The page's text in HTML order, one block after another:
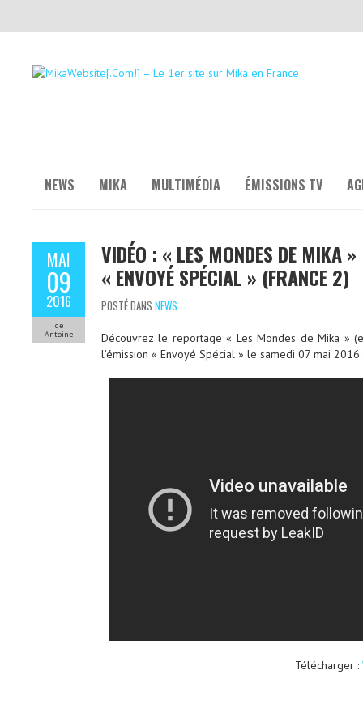
NEWS MIKA MULTIMÉDIA ÉMISSIONS TV
MAI
09
2016
de
Antoine
VIDÉO : « LES MONDES DE MIKA
« ENVOYÉ SPÉCIAL » (FRANCE 2)
POSTÉ DANS NEWS
Découvrez le reportage « Les Mondes de Mika »
l’émission « Envoyé Spécial » le samedi 07 mai
Télécharger :